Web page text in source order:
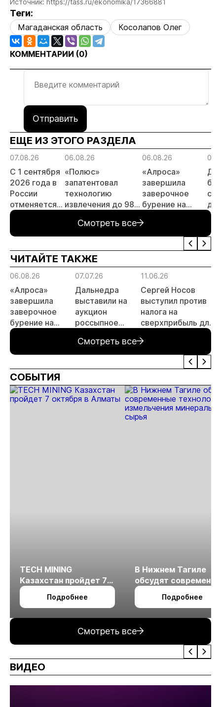
Теги:
Магаданская область Косолапов Олег
КОММЕНТАРИИ (0)
Отправить
ЕЩЕ ИЗ ЭТОГО РАЗДЕЛА
07.08.26
С 1 сентября
2026 года в
России
отменяется
заявительный
россыпи:
риски и
прогнозы для
МСБ
06.08.26
«Полюс»
запатентовал
технологию
извлечения до 98%
металлургического
шлака
06.08.26
«Алроса»
завершила
заверочное
бурение на
месторождении
Дегдекан
Смотреть все
ЧИТАЙТЕ ТАКЖЕ
06.08.26
«Алроса»
завершила
заверочное
бурение на
золоторудном
Дегдекан
07.07.26
Дальнедра
выставили на
аукцион
россыпное
«ручей Сударь»
на Колыме с
11.06.26
Сергей Носов
выступил против
налога на
сверхприбыль для
золотодобытчиков
Смотреть все
СОБЫТИЯ
TECH MINING
Казахстан пройдет 7
октября в Алматы
Подробнее
В Нижнем Тагиле
обсудят
технологии
измельчения
Подробнее
Смотреть все
ВИДЕО